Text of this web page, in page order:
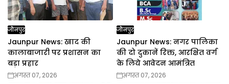
जौनपुर
Jaunpur News: खाद की
कालाबाजारी पर प्रशासन का
बड़ा प्रहार
अगस्त 07, 2026
जौनपुर
Jaunpur News: नगर पालिका
की दो दुकानें रिक्त, आरक्षित वर्ग
के लिये आवेदन आमंत्रित
अगस्त 07, 2026